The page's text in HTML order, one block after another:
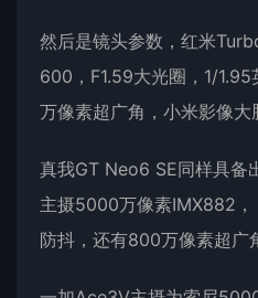
然后是镜头参数，红米
600，F1.59大光圈，1/
万像素超广角，小米影像大
真我GT Neo6 SE同样具备
主摄5000万像素IMX882，
防抖，还有800万像素超广